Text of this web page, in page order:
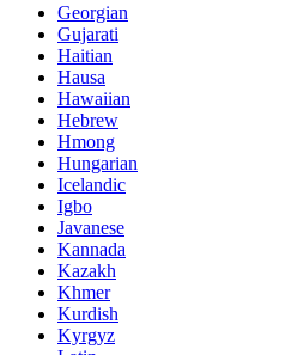
Georgian
Gujarati
Haitian
Hausa
Hawaiian
Hebrew
Hmong
Hungarian
Icelandic
Igbo
Javanese
Kannada
Kazakh
Khmer
Kurdish
Kyrgyz